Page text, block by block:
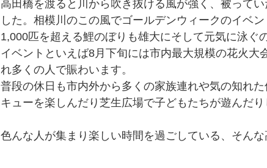
高田橋を渡ると川から吹き抜ける風が強く、被って
した。相模川のこの風でゴールデンウィークのイベ
1,000匹を超える鯉のぼりも雄大にそして元気に泳ぐ
イベントといえば8月下旬には市内最大規模の花火大
れ多くの人で賑わいます。
普段の休日も市内外から多くの家族連れや気の知れ
キューを楽しんだり芝生広場で子どもたちが遊んだり
色んな人が集まり楽しい時間を過ごしている、そんな